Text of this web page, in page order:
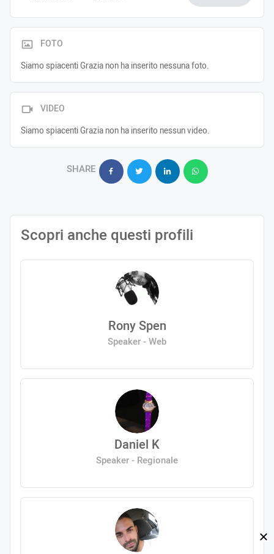
FOTO
Siamo spiacenti Grazia non ha inserito nessuna foto.
VIDEO
Siamo spiacenti Grazia non ha inserito nessun video.
SHARE
Scopri anche questi profili
Rony Spen
Speaker - Web
Daniel K
Speaker - Regionale